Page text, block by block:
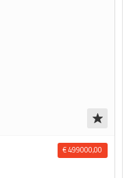
€ 499000,00